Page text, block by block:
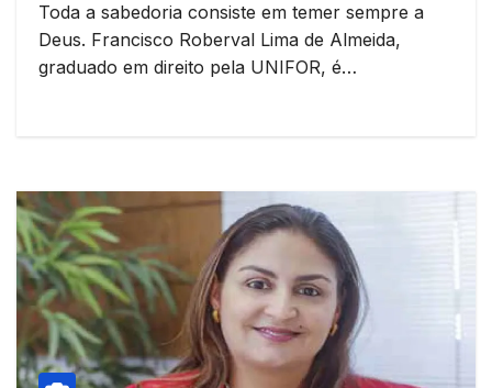
Toda a sabedoria consiste em temer sempre a
Deus. Francisco Roberval Lima de Almeida,
graduado em direito pela UNIFOR, é…